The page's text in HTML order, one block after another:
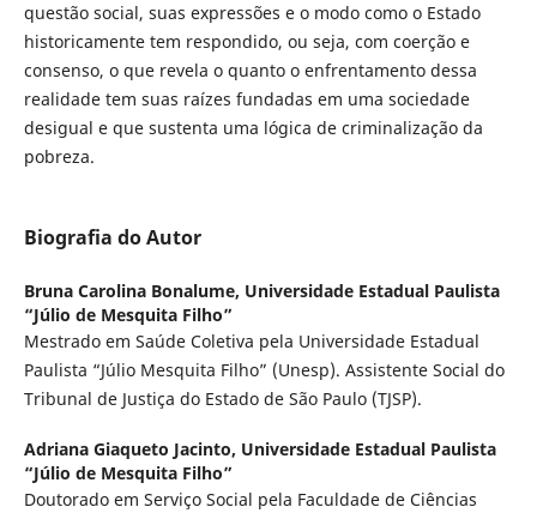
questão social, suas expressões e o modo como o Estado
historicamente tem respondido, ou seja, com coerção e
consenso, o que revela o quanto o enfrentamento dessa
realidade tem suas raízes fundadas em uma sociedade
desigual e que sustenta uma lógica de criminalização da
pobreza.
Biografia do Autor
Bruna Carolina Bonalume, Universidade Estadual Paulista
“Júlio de Mesquita Filho”
Mestrado em Saúde Coletiva pela Universidade Estadual
Paulista “Júlio Mesquita Filho” (Unesp). Assistente Social do
Tribunal de Justiça do Estado de São Paulo (TJSP).
Adriana Giaqueto Jacinto, Universidade Estadual Paulista
“Júlio de Mesquita Filho”
Doutorado em Serviço Social pela Faculdade de Ciências